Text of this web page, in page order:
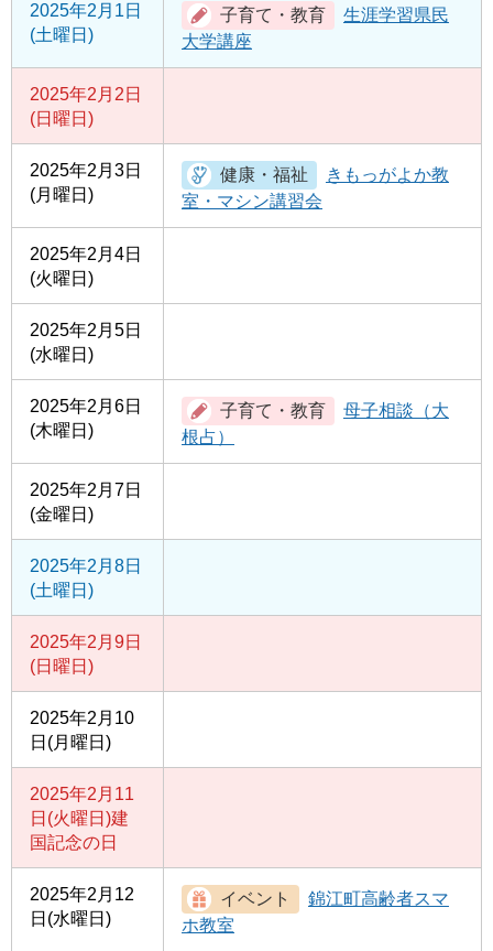
2025年2月1日
(土曜日)
生涯学習県民
大学講座
2025年2月2日
(日曜日)
2025年2月3日
(月曜日)
きもっがよか教
室・マシン講習会
2025年2月4日
(火曜日)
2025年2月5日
(水曜日)
2025年2月6日
(木曜日)
母子相談（大
根占）
2025年2月7日
(金曜日)
2025年2月8日
(土曜日)
2025年2月9日
(日曜日)
2025年2月10
日(月曜日)
2025年2月11
日(火曜日)建
国記念の日
2025年2月12
日(水曜日)
錦江町高齢者スマ
ホ教室